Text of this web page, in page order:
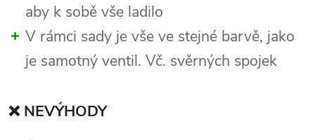
aby k sobě vše ladilo
V rámci sady je vše ve stejné barvě, jako
je samotný ventil. Vč. svěrných spojek
❌ NEVÝHODY